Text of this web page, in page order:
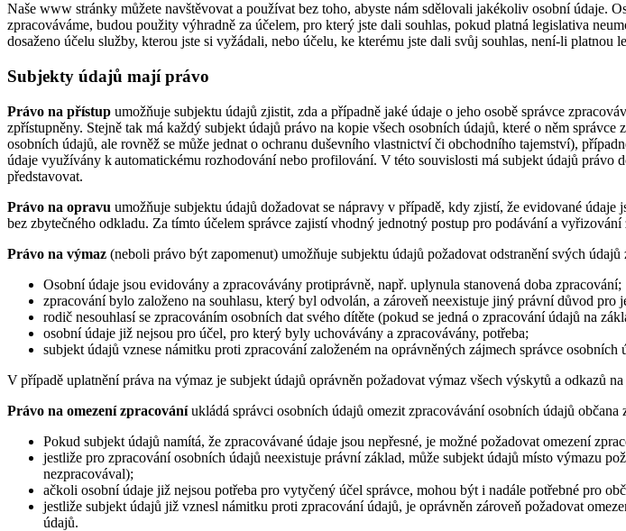
Naše www stránky můžete navštěvovat a používat bez toho, abyste nám sdělovali jakékoliv osobní údaje.
zpracováváme, budou použity výhradně za účelem, pro který jste dali souhlas, pokud platná legislativa
dosaženo účelu služby, kterou jste si vyžádali, nebo účelu, ke kterému jste dali svůj souhlas, není-li platnou
Subjekty údajů mají právo
Právo na přístup umožňuje subjektu údajů zjistit, zda a případně jaké údaje o jeho osobě správce
zpřístupněny. Stejně tak má každý subjekt údajů právo na kopie všech osobních údajů, které o něm
osobních údajů, ale rovněž se může jednat o ochranu duševního vlastnictví či obchodního tajemství),
údaje využívány k automatickému rozhodování nebo profilování. V této souvislosti má subjekt údajů právo
představovat.
Právo na opravu umožňuje subjektu údajů dožadovat se nápravy v případě, kdy zjistí, že evidované
bez zbytečného odkladu. Za tímto účelem správce zajistí vhodný jednotný postup pro podávání a
Právo na výmaz (neboli právo být zapomenut) umožňuje subjektu údajů požadovat odstranění svých
Osobní údaje jsou evidovány a zpracovávány protiprávně, např. uplynula stanovená doba zpracování;
zpracování bylo založeno na souhlasu, který byl odvolán, a zároveň neexistuje jiný právní důvod pro
rodič nesouhlasí se zpracováním osobních dat svého dítěte (pokud se jedná o zpracování údajů na
osobní údaje již nejsou pro účel, pro který byly uchovávány a zpracovávány, potřeba;
subjekt údajů vznese námitku proti zpracování založeném na oprávněných zájmech správce
V případě uplatnění práva na výmaz je subjekt údajů oprávněn požadovat výmaz všech výskytů a odkazů
Právo na omezení zpracováníukládá správci osobních údajů omezit zpracovávání osobních údajů občana
Pokud subjekt údajů namítá, že zpracovávané údaje jsou nepřesné, je možné požadovat omezení
jestliže pro zpracování osobních údajů neexistuje právní základ, může subjekt údajů místo výmazu
nezpracovával);
ačkoli osobní údaje již nejsou potřeba pro vytyčený účel správce, mohou být i nadále potřebné pro
jestliže subjekt údajů již vznesl námitku proti zpracování údajů, je oprávněn zároveň požadovat
údajů.